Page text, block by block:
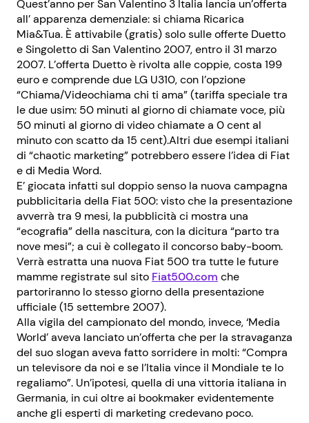
Quest’anno per San Valentino 3 Italia lancia un’offerta
all’ apparenza demenziale: si chiama Ricarica
Mia&Tua. È attivabile (gratis) solo sulle offerte Duetto
e Singoletto di San Valentino 2007, entro il 31 marzo
2007. L’offerta Duetto è rivolta alle coppie, costa 199
euro e comprende due LG U310, con l’opzione
“Chiama/Videochiama chi ti ama” (tariffa speciale tra
le due usim: 50 minuti al giorno di chiamate voce, più
50 minuti al giorno di video chiamate a 0 cent al
minuto con scatto da 15 cent).Altri due esempi italiani
di “chaotic marketing” potrebbero essere l’idea di Fiat
e di Media Word.
E’ giocata infatti sul doppio senso la nuova campagna
pubblicitaria della Fiat 500: visto che la presentazione
avverrà tra 9 mesi, la pubblicità ci mostra una
“ecografia” della nascitura, con la dicitura “parto tra
nove mesi”; a cui è collegato il concorso baby-boom.
Verrà estratta una nuova Fiat 500 tra tutte le future
mamme registrate sul sito Fiat500.com che
partoriranno lo stesso giorno della presentazione
ufficiale (15 settembre 2007).
Alla vigila del campionato del mondo, invece, ‘Media
World’ aveva lanciato un’offerta che per la stravaganza
del suo slogan aveva fatto sorridere in molti: “Compra
un televisore da noi e se l’Italia vince il Mondiale te lo
regaliamo”. Un’ipotesi, quella di una vittoria italiana in
Germania, in cui oltre ai bookmaker evidentemente
anche gli esperti di marketing credevano poco.